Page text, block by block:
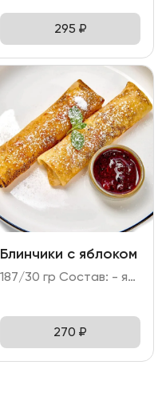
295 ₽
Блинчики с яблоком
187/30 гр Состав: - яблоко, корица; - мука, яйцо куриное, молоко; - сахарная пудра, мята; - брусничное варенье.
270 ₽